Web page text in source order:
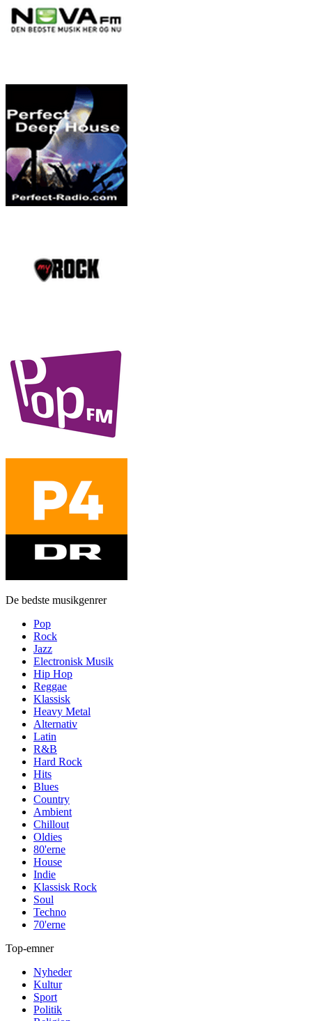
De bedste musikgenrer
Pop
Rock
Jazz
Electronisk Musik
Hip Hop
Reggae
Klassisk
Heavy Metal
Alternativ
Latin
R&B
Hard Rock
Hits
Blues
Country
Ambient
Chillout
Oldies
80'erne
House
Indie
Klassisk Rock
Soul
Techno
70'erne
Top-emner
Nyheder
Kultur
Sport
Politik